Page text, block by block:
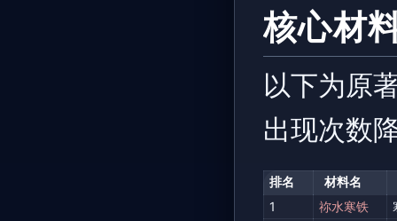
核心材
以下为原
出现次数
排名 材料名
1 祢水寒铁